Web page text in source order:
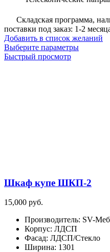
Складская программа,
поставки под заказ: 1-2
Добавить в список желаний
Выберите параметрыЭтот
Быстрый просмотр
Шкаф купе ШКП-2
15,000 руб.
Производитель: SV-
Корпус: ЛДСП
Фасад: ЛДСП/Стекло
Ширина: 1301